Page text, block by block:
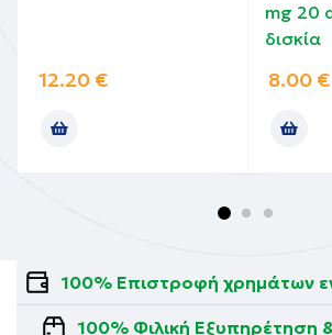
12.20 €
mg 20
δισκία
8.00 €
100% Επιστροφή χρημάτων
100% Φιλική Εξυπηρέτηση